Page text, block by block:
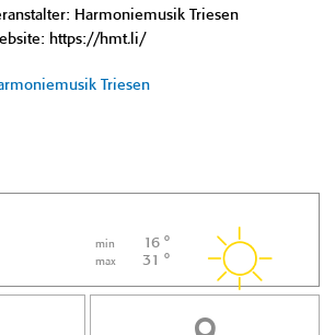
Harmoniemusik Triesen
https://hmt.li/
Triesen
min 16 °
max 31 °